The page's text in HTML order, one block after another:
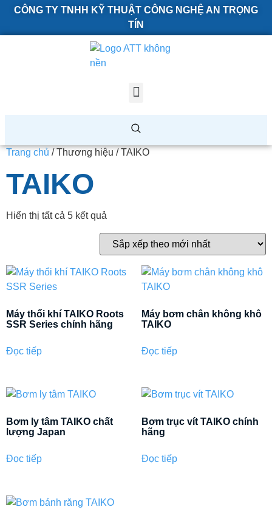
CÔNG TY TNHH KỸ THUẬT CÔNG NGHỆ AN TRỌNG
TÍN
Trang chủ / Thương hiệu / TAIKO
TAIKO
Hiển thị tất cả 5 kết quả
Máy thổi khí TAIKO Roots
SSR Series chính hãng
Đọc tiếp
Máy bơm chân không khô
TAIKO
Đọc tiếp
Bơm ly tâm TAIKO chất
lượng Japan
Đọc tiếp
Bơm trục vít TAIKO chính
hãng
Đọc tiếp